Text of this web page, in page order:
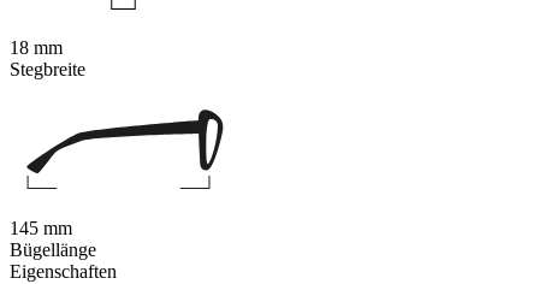
Eigenschaften
18 mm
Stegbreite
145 mm
Bügellänge